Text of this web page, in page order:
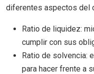
diferentes aspectos del
Ratio de liquidez:
cumplir con sus
Ratio de solvencia:
para hacer frente a